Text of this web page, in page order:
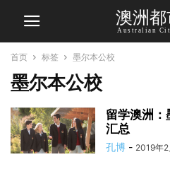
澳洲都
Australian
首页 标签 墨尔本公校
墨尔本公校
留学澳洲：
汇总
孔博 - 2019年2